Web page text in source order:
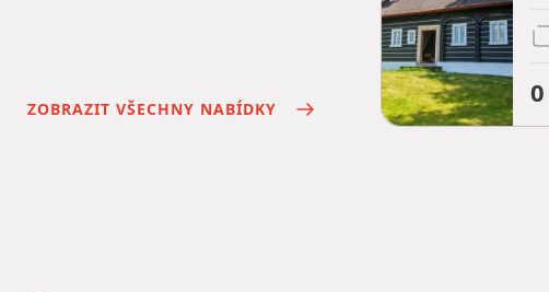
ZOBRAZIT VŠECHNY NABÍDKY
0